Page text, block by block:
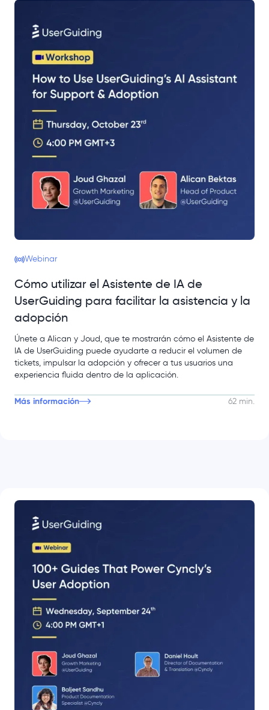
Webinar
Cómo utilizar el Asistente de IA de
UserGuiding para facilitar la asistencia y la
adopción
Únete a Alican y Joud, que te mostrarán cómo el Asistente de
IA de UserGuiding puede ayudarte a reducir el volumen de
tickets, impulsar la adopción y ofrecer a tus usuarios una
experiencia fluida dentro de la aplicación.
Más información 62 min.